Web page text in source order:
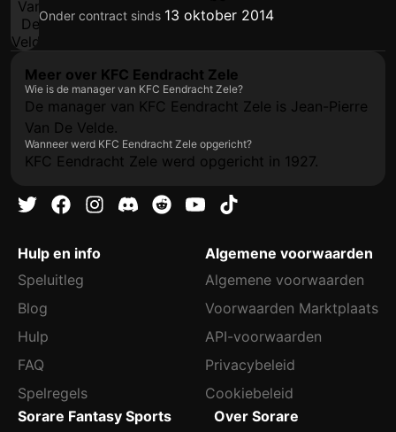
Onder contract sinds 13 oktober 2014
Meer over KFC Eendracht Zele
Wie is de manager van KFC Eendracht Zele?
De manager van KFC Eendracht Zele is Jean-Pierre
Van De Velde.
Wanneer werd KFC Eendracht Zele opgericht?
KFC Eendracht Zele werd opgericht in 1927.
Hulp en info
Speluitleg
Blog
Hulp
FAQ
Spelregels
Algemene voorwaarden
Algemene voorwaarden
Voorwaarden Marktplaats
API-voorwaarden
Privacybeleid
Cookiebeleid
Sorare Fantasy Sports
Over Sorare